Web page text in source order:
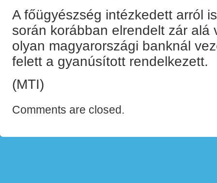
A főügyészség intézkedett arról
során korábban elrendelt zár alá
olyan magyarországi banknál
felett a gyanúsított rendelkezett.
(MTI)
Comments are closed.